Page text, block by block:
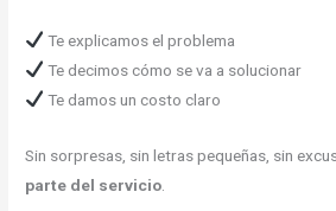
Te explicamos el problema
Te decimos cómo se va a solucionar
Te damos un costo claro
Sin sorpresas, sin letras pequeñas, sin
parte del servicio